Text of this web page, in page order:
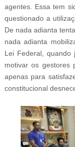
agentes. Essa tem
questionado a
De nada adianta
nada adianta
Lei Federal, quando
motivar os gestores
apenas para
constitucional